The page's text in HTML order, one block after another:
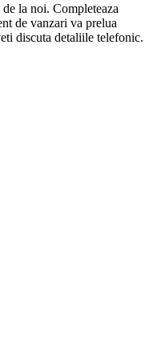
la noi. Completeaza
de vanzari va prelua
discuta detaliile telefonic.